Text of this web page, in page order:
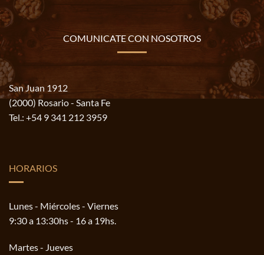
COMUNICATE CON NOSOTROS
San Juan 1912
(2000) Rosario - Santa Fe
Tel.: +54 9 341 212 3959
HORARIOS
Lunes - Miércoles - Viernes
9:30 a 13:30hs - 16 a 19hs.
Martes - Jueves